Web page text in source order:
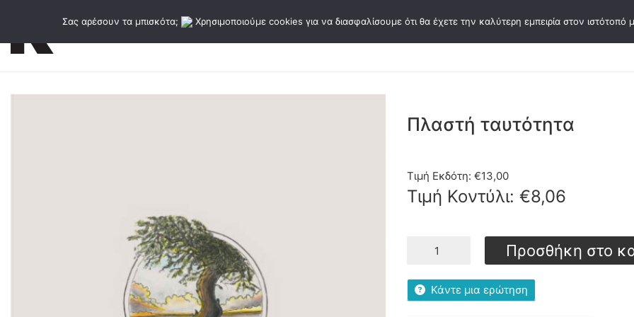
Εκδόσεις Κατάλογος εκδόσεων Συγγραφείς Κάρτες Ψυχοθεραπείας
Πλαστή ταυτότητα
Τιμή Εκδότη: €13,00
Τιμή Κοντύλι: €8,06
ταυτότητα
Προσθήκη στο
Κάντε μια ερώτηση
Σας αρέσουν τα μπισκότα; Χρησιμοποιούμε cookies για να διασφαλίσουμε ότι θα έχετε την καλύτερη εμπειρία στον ιστότοπό